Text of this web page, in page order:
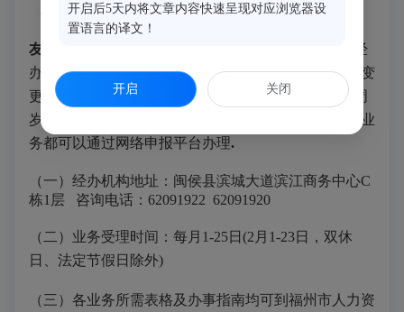
2、已录入参保人员信息的减员申报表（U盘）
友情提示：
、参保单位信息变更除注册地址、单位经
办人信息变更可以在网络申报平台办理外，其他单位变
更需到窗口办理；
、除农民工个人不缴费及超过 50
周
岁的女干部的增员需到业务窗口办理外，其他增减员业
务都可以通过网络申报平台办理.
（一）经办机构地址： 闽侯县滨城大道滨江商务中心C
栋1层
咨询电话： 62091922 62091920
（二） 业务受理时间：每月 1-25日(2月1-23日，双休
日、法定节假日除外)
（三）各业务所需表格及办事指南均可到福州市人力资
开启后5天内将文章内容快速呈现对应浏览器设
置语言的译文！
开启 关闭